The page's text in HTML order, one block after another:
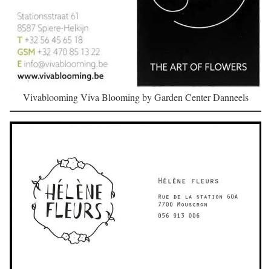
Vivablooming Viva Blooming by Garden Center Danneels